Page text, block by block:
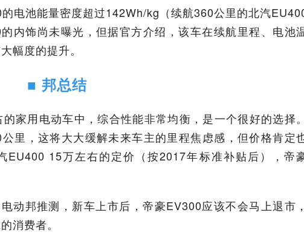
电池能量密度超过142Wh/kg（续航360公里的北汽
内饰尚未曝光，但据官方介绍，该车在续航里程、电池
幅度的提升。
■ 邦总结
家用电动车中，综合性能非常均衡，是一个很好的选择
里，这将大大缓解未来车主的里程焦虑感，但价格肯定
EU400 15万左右的定价（按2017年标准补贴后），帝
动邦推测，新车上市后，帝豪EV300应该不会马上退市
消费者。